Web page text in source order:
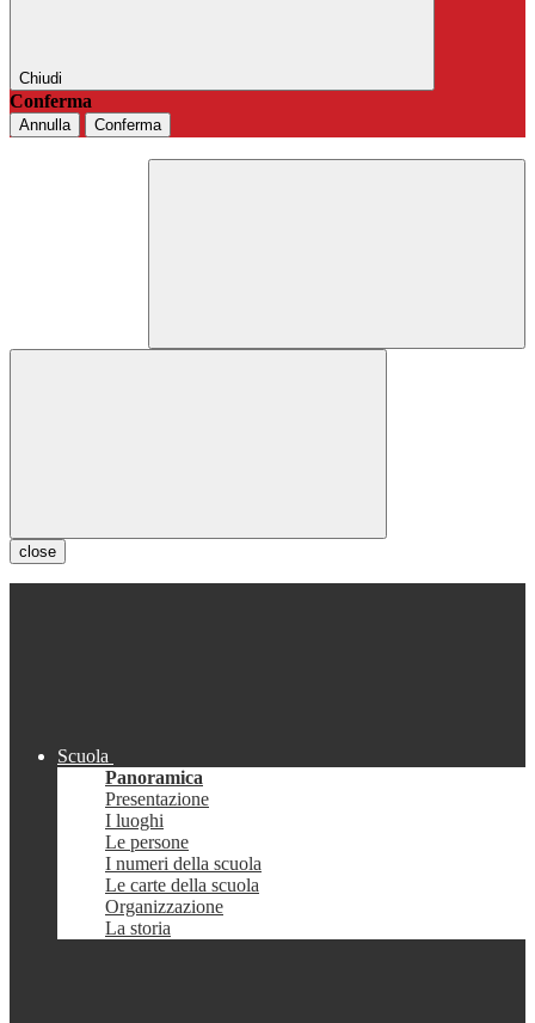
Chiudi
Conferma
Annulla Conferma
close
Scuola
Panoramica
Presentazione
I luoghi
Le persone
I numeri della scuola
Le carte della scuola
Organizzazione
La storia